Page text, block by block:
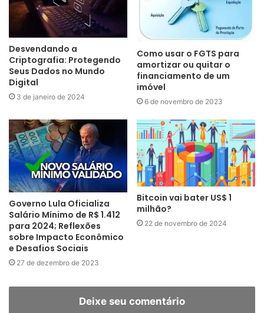
Desvendando a
Criptografia: Protegendo
Seus Dados no Mundo
Digital
3 de janeiro de 2024
Como usar o FGTS para
amortizar ou quitar o
financiamento de um
imóvel
6 de novembro de 2023
Governo Lula Oficializa
Salário Mínimo de R$ 1.412
para 2024; Reflexões
sobre Impacto Econômico
e Desafios Sociais
27 de dezembro de 2023
Bitcoin vai bater US$ 1
milhão?
22 de novembro de 2024
Deixe seu comentário